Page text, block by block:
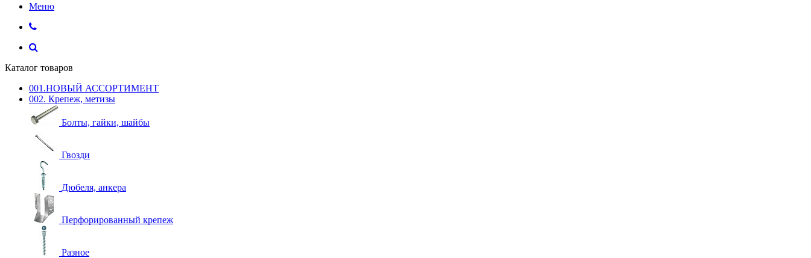
Меню
Каталог товаров
001.НОВЫЙ АССОРТИМЕНТ
002. Крепеж, метизы
Болты, гайки, шайбы
Гвозди
Дюбеля, анкера
Перфорированный крепеж
Разное